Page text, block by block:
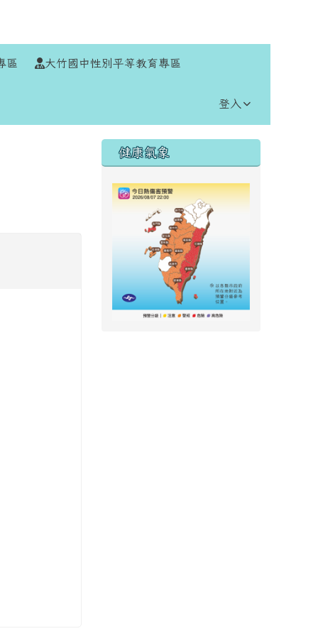
區 大竹國中性別平等教育專區
登入
右邊區域內容
健康氣象